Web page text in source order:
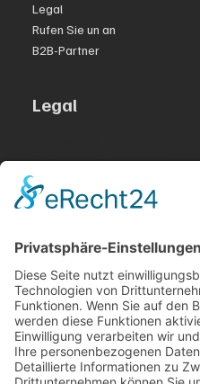
Legal
Rufen Sie un an
B2B-Partner
Legal
Datenschutzerklärung
Accessibility Statement